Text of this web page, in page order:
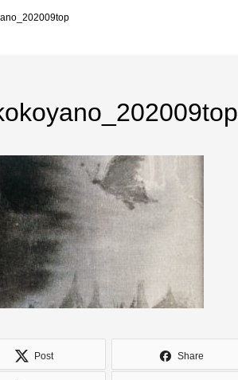
Post Share